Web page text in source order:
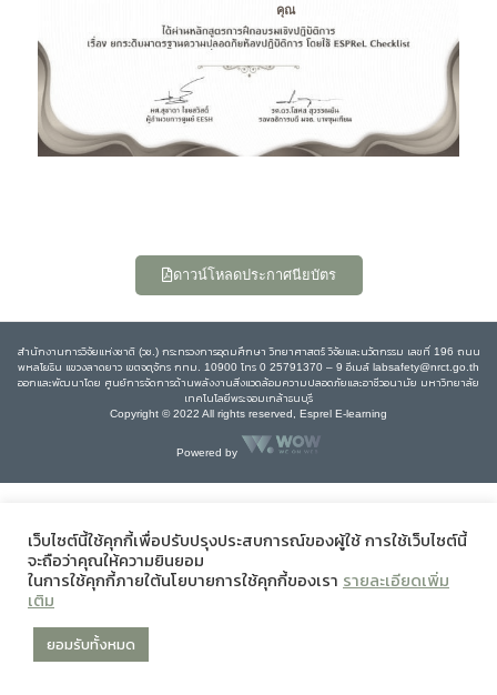
คุณ
ดาวน์โหลดประกาศนียบัตร
สำนักงานการวิจัยแห่งชาติ (วช.) กระทรวงการอุดมศึกษา วิทยาศาสตร์ วิจัยและนวัตกรรม เลขที่ 196 ถนน
พหลโยธิน แขวงลาดยาว เขตจตุจักร กทม. 10900 โทร 0 25791370 – 9 อีเมล์ labsafety@nrct.go.th
ออกและพัฒนาโดย ศูนย์การจัดการด้านพลังงานสิ่งแวดล้อมความปลอดภัยและอาชีวอนามัย มหาวิทยาลัย
เทคโนโลยีพระจอมเกล้าธนบุรี
Copyright © 2022 All rights reserved, Esprel E-learning
Powered by
เว็บไซต์นี้ใช้คุกกี้เพื่อปรับปรุงประสบการณ์ของผู้ใช้ การใช้เว็บไซต์นี้
จะถือว่าคุณให้ความยินยอม
ในการใช้คุกกี้ภายใต้นโยบายการใช้คุกกี้ของเรา รายละเอียดเพิ่ม
เติม
ยอมรับทั้งหมด